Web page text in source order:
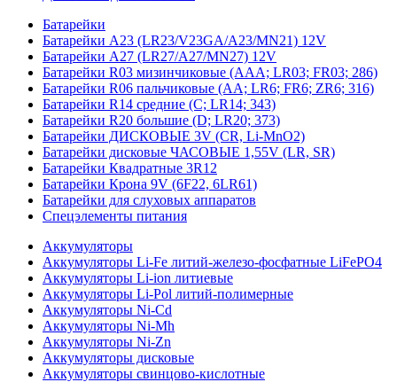
Батарейки
Батарейки A23 (LR23/V23GA/A23/MN21) 12V
Батарейки A27 (LR27/A27/MN27) 12V
Батарейки R03 мизинчиковые (AAA; LR03; FR03; 286)
Батарейки R06 пальчиковые (AA; LR6; FR6; ZR6; 316)
Батарейки R14 средние (C; LR14; 343)
Батарейки R20 большие (D; LR20; 373)
Батарейки ДИСКОВЫЕ 3V (CR, Li-MnO2)
Батарейки дисковые ЧАСОВЫЕ 1,55V (LR, SR)
Батарейки Квадратные 3R12
Батарейки Крона 9V (6F22, 6LR61)
Батарейки для слуховых аппаратов
Спецэлементы питания
Аккумуляторы
Аккумуляторы Li-Fe литий-железо-фосфатные LiFePO4
Аккумуляторы Li-ion литиевые
Аккумуляторы Li-Pol литий-полимерные
Аккумуляторы Ni-Cd
Аккумуляторы Ni-Mh
Аккумуляторы Ni-Zn
Аккумуляторы дисковые
Аккумуляторы свинцово-кислотные